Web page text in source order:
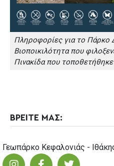
Πληροφορίες για το Πάρκο
Βιοποικιλότητα που
Πινακίδα που
ΒΡΕΙΤΕ ΜΑΣ:
Γεωπάρκο Κεφαλονιάς -